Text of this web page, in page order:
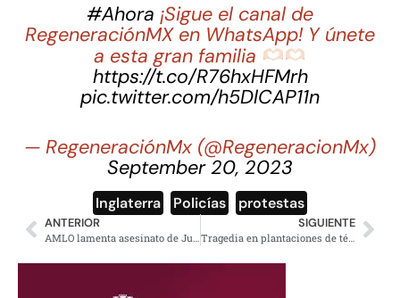
#Ahora ¡Sigue el canal de
RegeneraciónMX en WhatsApp! Y únete
a esta gran familia
https://t.co/R76hxHFMrh
pic.twitter.com/h5DlCAP11n
— RegeneraciónMx (@RegeneracionMx)
September 20, 2023
Inglaterra Policías protestas
ANTERIOR SIGUIENTE
Tragedia en plantaciones de té, 160 muertos en la India por lluvias